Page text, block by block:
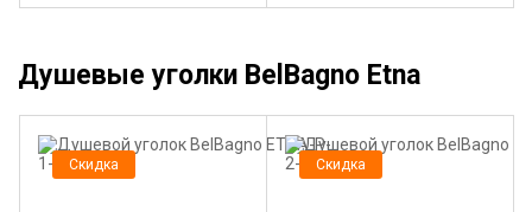
Душевые уголки BelBagno Etna
Скидка Скидка